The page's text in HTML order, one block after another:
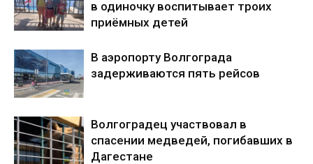
в одиночку воспитывает троих
приёмных детей
В аэропорту Волгограда
задерживаются пять рейсов
Волгоградец участвовал в
спасении медведей, погибавших в
Дагестане